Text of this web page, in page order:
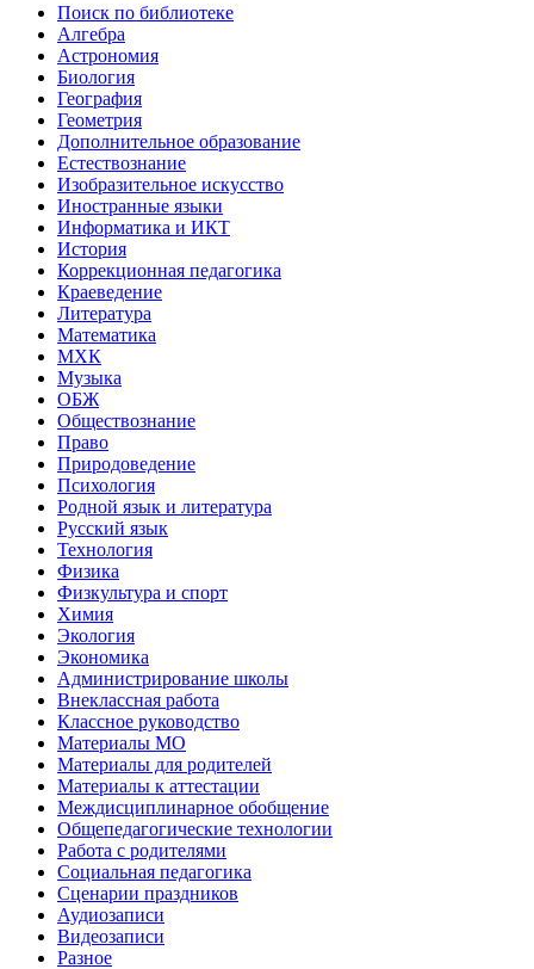
Поиск по библиотеке
Алгебра
Астрономия
Биология
География
Геометрия
Дополнительное образование
Естествознание
Изобразительное искусство
Иностранные языки
Информатика и ИКТ
История
Коррекционная педагогика
Краеведение
Литература
Математика
МХК
Музыка
ОБЖ
Обществознание
Право
Природоведение
Психология
Родной язык и литература
Русский язык
Технология
Физика
Физкультура и спорт
Химия
Экология
Экономика
Администрирование школы
Внеклассная работа
Классное руководство
Материалы МО
Материалы для родителей
Материалы к аттестации
Междисциплинарное обобщение
Общепедагогические технологии
Работа с родителями
Социальная педагогика
Сценарии праздников
Аудиозаписи
Видеозаписи
Разное